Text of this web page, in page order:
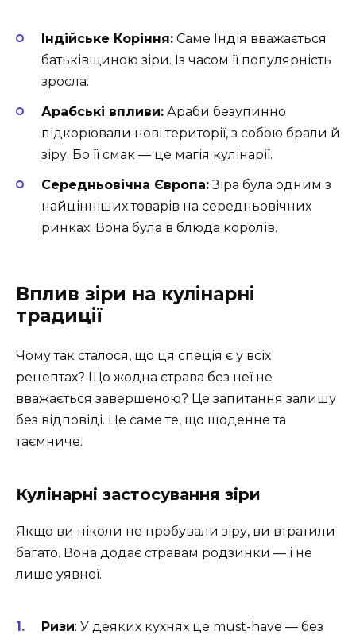
Індійське Коріння: Саме Індія вважається
батьківщиною зіри. Із часом її популярність
зросла.
Арабські впливи: Араби безупинно
підкорювали нові території, з собою брали й
зіру. Бо її смак — це магія кулінарії.
Середньовічна Європа:Зіра була одним з
найцінніших товарів на середньовічних
ринках. Вона була в блюда королів.
Вплив зіри на кулінарні
традиції
Чому так сталося, що ця спеція є у всіх
рецептах? Що жодна страва без неї не
вважається завершеною? Це запитання залишу
без відповіді. Це саме те, що щоденне та
таємниче.
Кулінарні застосування зіри
Якщо ви ніколи не пробували зіру, ви втратили
багато. Вона додає стравам родзинки — і не
лише уявної.
Ризи: У деяких кухнях це must-have — без